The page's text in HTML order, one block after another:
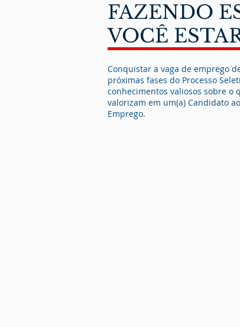
FAZENDO
VOCÊ
Conquistar a vaga de emprego
próximas fases do Processo
conhecimentos valiosos sobre o
valorizam em um(a) Candidato
Emprego.